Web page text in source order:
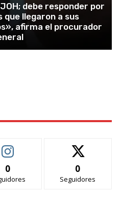
debe responder por
que llegaron a sus
afirma el procurador
0 0
Seguidores